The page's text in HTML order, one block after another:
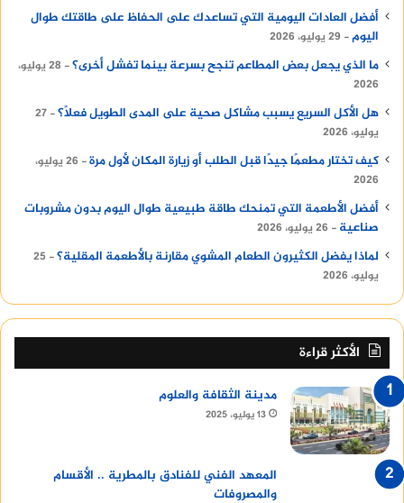
أفضل العادات اليومية التي تساعدك على الحفاظ على طاقتك طوال
اليوم
29 يوليو، 2026
ما الذي يجعل بعض المطاعم تنجح بسرعة بينما تفشل أخرى؟
28 يوليو،
2026
هل الأكل السريع يسبب مشاكل صحية على المدى الطويل فعلًا؟ 27
يوليو، 2026
كيف تختار مطعمًا جيدًا قبل الطلب أو زيارة المكان لأول مرة
26 يوليو،
2026
أفضل الأطعمة التي تمنحك طاقة طبيعية طوال اليوم بدون مشروبات
صناعية
26 يوليو، 2026
لماذا يفضل الكثيرون الطعام المشوي مقارنة بالأطعمة المقلية؟
25
يوليو، 2026
الأكثر قراءة
مدينة الثقافة والعلوم
13 يوليو، 2025
المعهد الفني للفنادق بالمطرية .. الأقسام
والمصروفات